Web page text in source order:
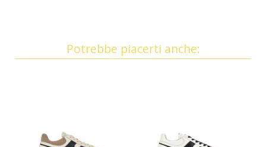
Potrebbe piacerti anche: